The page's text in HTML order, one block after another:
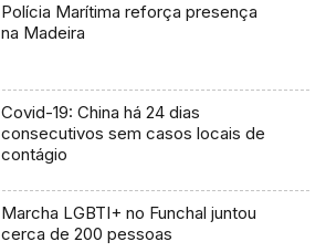
Polícia Marítima reforça presença
na Madeira
Covid-19: China há 24 dias
consecutivos sem casos locais de
contágio
Marcha LGBTI+ no Funchal juntou
cerca de 200 pessoas